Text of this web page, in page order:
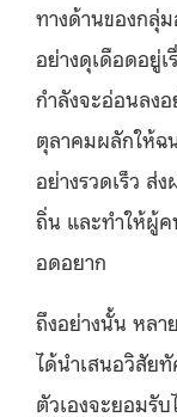
ทางด้านของกลุ่
อย่างดุเดือดอยู่
กำลังจะอ่อนลง
ตุลาคมผลักให้ฉ
อย่างรวดเร็ว ส่
ถิ่น และทำให้ผู้ค
อดอยาก
ถึงอย่างนั้น หลา
ได้นำเสนอวิสัย
ตัวเองจะยอมรับ